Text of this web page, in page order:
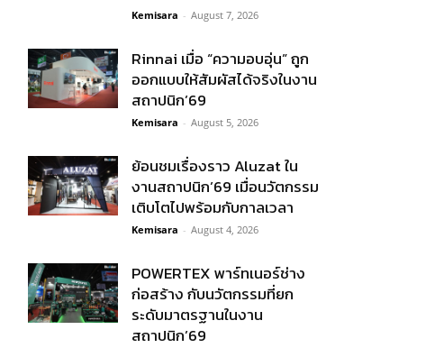
Kemisara - August 7, 2026
Rinnai เมื่อ “ความอบอุ่น” ถูก
ออกแบบให้สัมผัสได้จริงในงาน
สถาปนิก’69
Kemisara - August 5, 2026
ย้อนชมเรื่องราว Aluzat ใน
งานสถาปนิก’69 เมื่อนวัตกรรม
เติบโตไปพร้อมกับกาลเวลา
Kemisara - August 4, 2026
POWERTEX พาร์ทเนอร์ช่าง
ก่อสร้าง กับนวัตกรรมที่ยก
ระดับมาตรฐานในงาน
สถาปนิก’69